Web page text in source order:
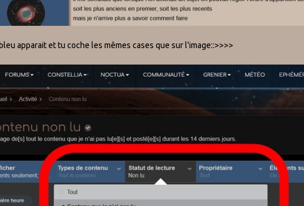
apparait et tu coche les mêmes cases que sur l'image::>>>>